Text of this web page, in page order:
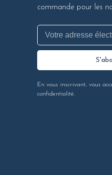
commande pour les
En vous inscrivant, vous
confidentialité.